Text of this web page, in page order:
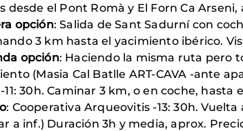
desde el Pont Romà y El Forn Ca Arseni,
opción: Salida de Sant Sadurní con
3 km hasta el yacimiento ibérico.
opción: Haciendo la misma ruta pero
(Masia Cal Batlle ART-CAVA -ante
11: 30h. Caminar 3 km, o en coche,
: Cooperativa Arqueovitis -13: 30h.
a inf.) Duración 3h y media, aprox.